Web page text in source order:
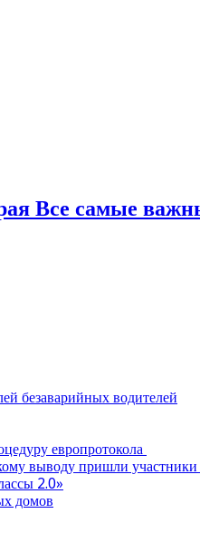
Все самые
безаварийных водителей
европротокола
выводу пришли
2.0»
домов